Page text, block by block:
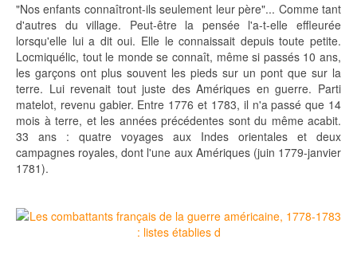
"Nos enfants connaîtront-ils seulement leur père"... Comme tant
d'autres du village. Peut-être la pensée l'a-t-elle effleurée
lorsqu'elle lui a dit oui. Elle le connaissait depuis toute petite.
Locmiquélic, tout le monde se connaît, même si passés 10 ans,
les garçons ont plus souvent les pieds sur un pont que sur la
terre. Lui revenait tout juste des Amériques en guerre. Parti
matelot, revenu gabier. Entre 1776 et 1783, il n'a passé que 14
mois à terre, et les années précédentes sont du même acabit.
33 ans : quatre voyages aux Indes orientales et deux
campagnes royales, dont l'une aux Amériques (juin 1779-janvier
1781).